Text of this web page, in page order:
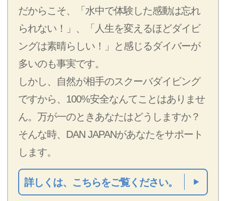
だからこそ、「水中で体験した感動は忘れ
られない！」、「人生を変えるほどダイビ
ングは素晴らしい！」と感じるダイバーが
多いのも事実です。
しかし、自然が相手のスクーバダイビング
ですから、100%安全なんてことはありませ
ん。万が一のときあなたはどうしますか？
そんな時、DAN JAPANがあなたをサポート
します。
詳しくは、こちらをご覧ください。